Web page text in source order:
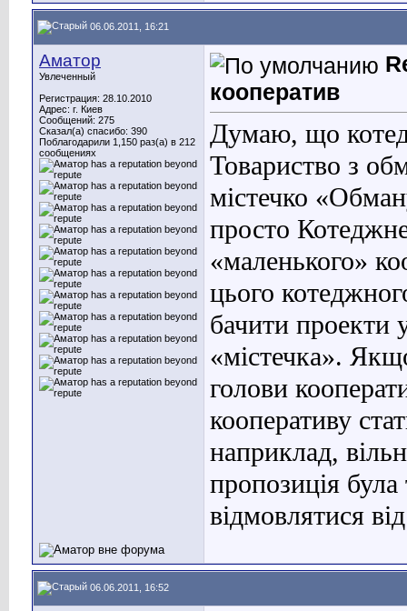
06.06.2011, 16:21
Аматор
Увлеченный
Регистрация: 28.10.2010
Адрес: г. Киев
Сообщений: 275
Сказал(а) спасибо: 390
Поблагодарили 1,150 раз(а) в 212
сообщениях
кооператив
Думаю, що
Товариство з
містечко
просто
«маленького»
цього
бачити проекти
«містечка».
голови
кооперативу
наприклад,
пропозиція
відмовлятися
06.06.2011, 16:52